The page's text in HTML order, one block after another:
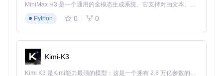
打开脚本管理器的控制台，点击“添加新脚本”。
将网盘直链下载助手的安装脚本复制粘贴到脚本编辑器
MiniMax H3 是一个通用的全模态生成系统。它支持对由文本、图像、视频和音频组成的多模态上下文进行统一理解，并能生成分辨率高达 2K、时长可达 15 秒的带原生立体声音频的视频。得益于面向任务泛化的系统设计，H3 在预训练阶段就已具备广泛的多模态上下文理解与生成能力，能够出色地执行复杂的多模态指令。
Python
0 0
Kimi-K3
Kimi K3 是Kimi能力最强的模型：这是一个拥有 2.8 万亿参数的混合专家（MoE）模型，具备原生视觉理解能力，并支持 100 万 token 的上下文窗口。